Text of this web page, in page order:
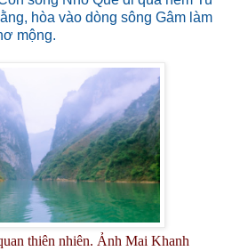
hòa vào dòng sông Gâm làm
mộng.
thiên nhiên. Ảnh Mai Khanh